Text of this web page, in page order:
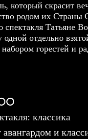
который скрасит
родом их Страны
спектакля Татьяне
одной отдельно
горестей и
классика
и